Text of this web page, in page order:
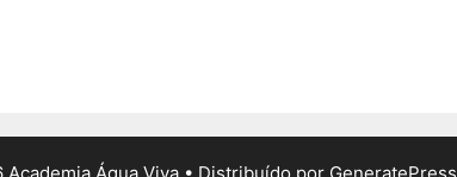
Água Viva • Distribuído por GeneratePress